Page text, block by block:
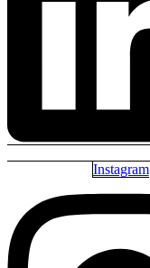
Instagram